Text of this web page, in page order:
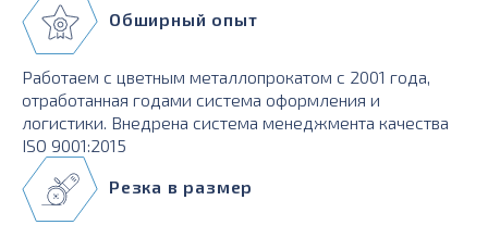
Обширный опыт
Работаем с цветным металлопрокатом с 2001 года,
отработанная годами система оформления и
логистики. Внедрена система менеджмента качества
ISO 9001:2015
Резка в размер